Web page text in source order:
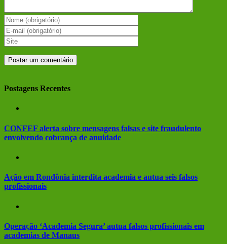
Postagens Recentes
CONFEF alerta sobre mensagens falsas e site fraudulento
envolvendo cobrança de anuidade
Ação em Rondônia interdita academia e autua seis falsos
profissionais
Operação ‘Academia Segura’ autua falsos profissionais em
academias de Manaus